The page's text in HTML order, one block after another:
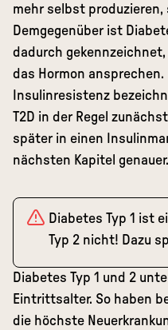
mehr selbst produzieren,
Demgegenüber ist
dadurch
das Hormon
Insulinresistenz
T2D in der Regel
später in einen
nächsten Kapitel genauer.
Diabetes Typ 1 ist
Typ 2 nicht! Dazu
Diabetes Typ 1 und 2
Eintrittsalter. So haben
die höchste